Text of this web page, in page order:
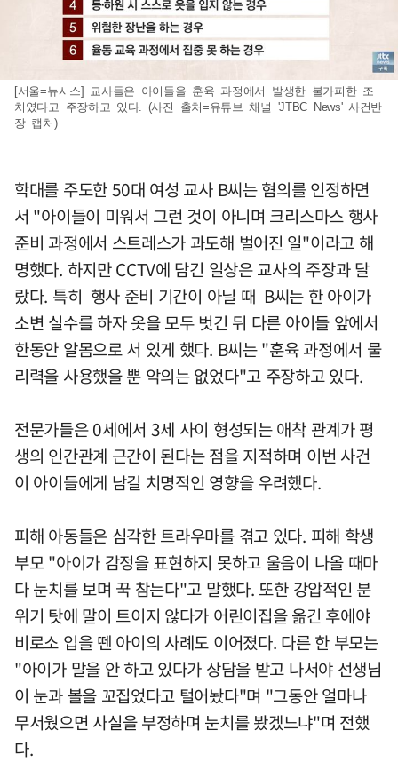
[서울=뉴시스] 교사들은 아이들을 훈육 과정에서 발생한 불가피한 조
치였다고 주장하고 있다. (사진 출처=유튜브 채널 'JTBC News' 사건반
장 캡처)
학대를 주도한 50대 여성 교사 B씨는 혐의를 인정하면
서 "아이들이 미워서 그런 것이 아니며 크리스마스 행사
준비 과정에서 스트레스가 과도해 벌어진 일"이라고 해
명했다. 하지만 CCTV에 담긴 일상은 교사의 주장과 달
랐다. 특히 행사 준비 기간이 아닐 때 B씨는 한 아이가
소변 실수를 하자 옷을 모두 벗긴 뒤 다른 아이들 앞에서
한동안 알몸으로 서 있게 했다. B씨는 "훈육 과정에서 물
리력을 사용했을 뿐 악의는 없었다"고 주장하고 있다.
전문가들은 0세에서 3세 사이 형성되는 애착 관계가 평
생의 인간관계 근간이 된다는 점을 지적하며 이번 사건
이 아이들에게 남길 치명적인 영향을 우려했다.
피해 아동들은 심각한 트라우마를 겪고 있다. 피해 학생
부모 "아이가 감정을 표현하지 못하고 울음이 나올 때마
다 눈치를 보며 꾹 참는다"고 말했다. 또한 강압적인 분
위기 탓에 말이 트이지 않다가 어린이집을 옮긴 후에야
비로소 입을 뗀 아이의 사례도 이어졌다. 다른 한 부모는
"아이가 말을 안 하고 있다가 상담을 받고 나서야 선생님
이 눈과 볼을 꼬집었다고 털어놨다"며 "그동안 얼마나
무서웠으면 사실을 부정하며 눈치를 봤겠느냐"며 전했
다.